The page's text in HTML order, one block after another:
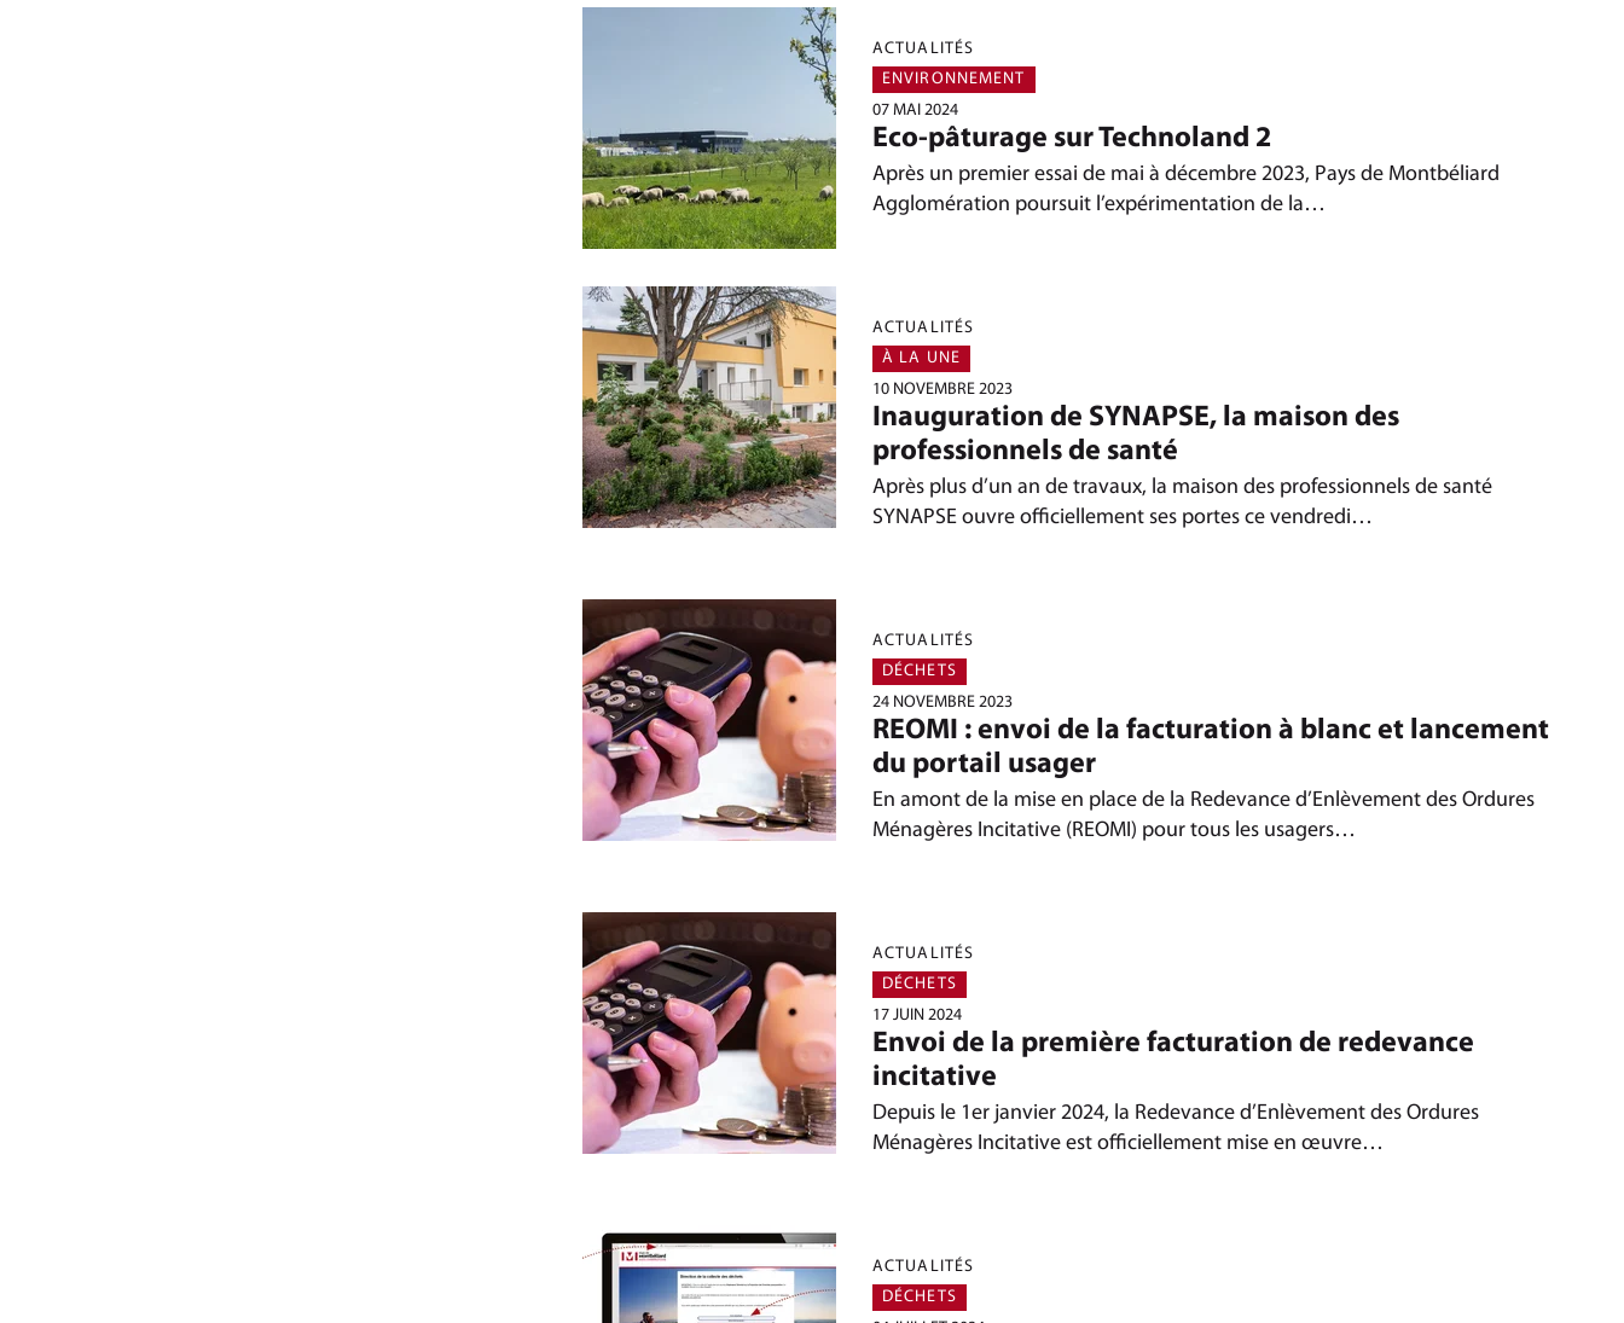
Eco-pâturage sur Technoland 2
ACTUALITÉS
07 MAI 2024
ENVIRONNEMENT
Après un premier essai de mai à décembre 2023, Pays de Montbéliard
Agglomération poursuit l’expérimentation de la…
Inauguration de SYNAPSE, la maison des
professionnels de santé
ACTUALITÉS
10 NOVEMBRE 2023
À LA UNE
Après plus d’un an de travaux, la maison des professionnels de santé
SYNAPSE ouvre officiellement ses portes ce vendredi…
REOMI : envoi de la facturation à blanc et lancement
du portail usager
ACTUALITÉS
24 NOVEMBRE 2023
DÉCHETS
En amont de la mise en place de la Redevance d’Enlèvement des Ordures
Ménagères Incitative (REOMI) pour tous les usagers…
Envoi de la première facturation de redevance
incitative
ACTUALITÉS
17 JUIN 2024
DÉCHETS
Depuis le 1er janvier 2024, la Redevance d’Enlèvement des Ordures
Ménagères Incitative est officiellement mise en œuvre…
ACTUALITÉS
DÉCHETS